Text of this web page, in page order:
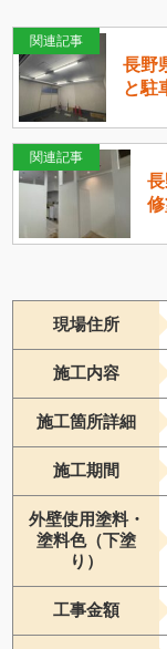
関連記事
長野
と駐
関連記事
修
現場住所
施工内容
施工箇所詳細
施工期間
外壁使用塗料・
塗料色（下塗
り）
工事金額